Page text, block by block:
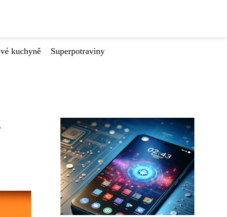
kuchyně
Superpotraviny